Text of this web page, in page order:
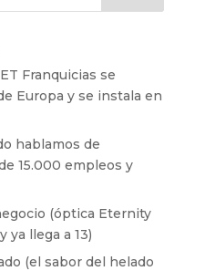
Franquicias se
Europa y se instala en
hablamos de
15.000 empleos y
(óptica Eternity
ya llega a 13)
(el sabor del helado